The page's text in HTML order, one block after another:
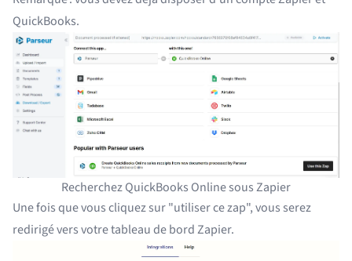
QuickBooks.
Recherchez QuickBooks Online sous Zapier
Une fois que vous cliquez sur "utiliser ce zap", vous serez
redirigé vers votretableau de bord Zapier.